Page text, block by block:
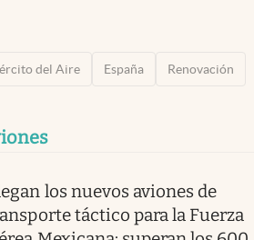
del Aire España Renovación
los nuevos aviones de
táctico para la Fuerza